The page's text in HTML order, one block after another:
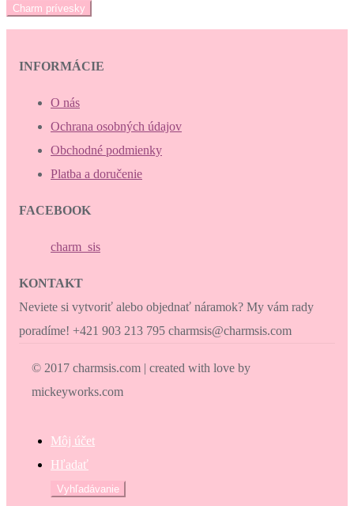
Charm prívesky
INFORMÁCIE
O nás
Ochrana osobných údajov
Obchodné podmienky
Platba a doručenie
FACEBOOK
charm_sis
KONTAKT
Neviete si vytvoriť alebo objednať náramok? My vám rady
poradíme! +421 903 213 795 charmsis@charmsis.com
© 2017 charmsis.com | created with love by
mickeyworks.com
Môj účet
Hľadať
Hľadať:
Vyhľadávanie